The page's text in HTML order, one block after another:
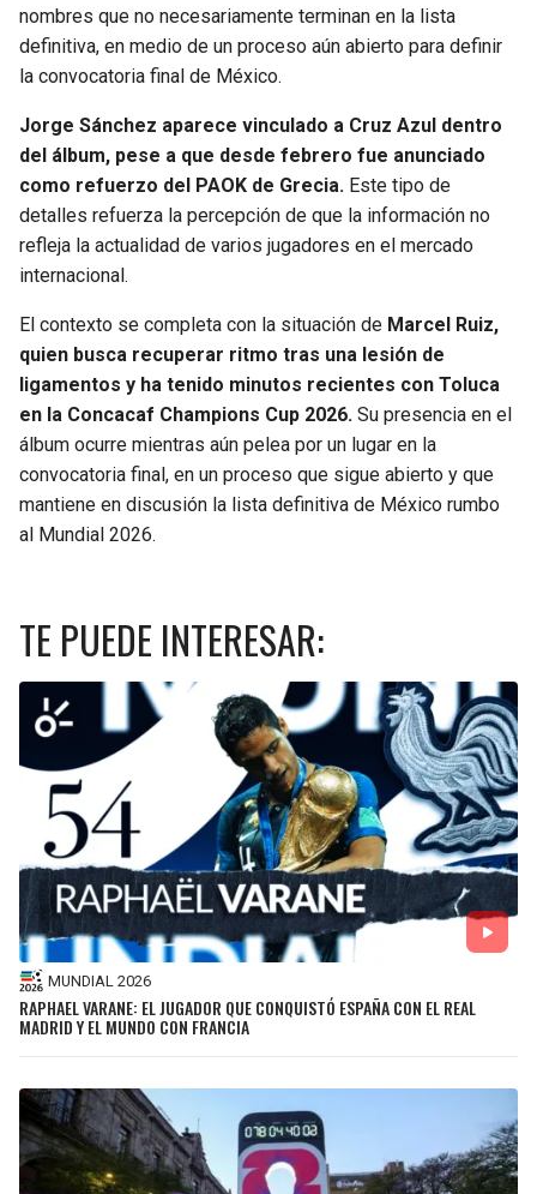
nombres que no necesariamente terminan en la lista
definitiva, en medio de un proceso aún abierto para definir
la convocatoria final de México.
Jorge Sánchez aparece vinculado a Cruz Azul dentro
del álbum, pese a que desde febrero fue anunciado
como refuerzo del PAOK de Grecia. Este tipo de
detalles refuerza la percepción de que la información no
refleja la actualidad de varios jugadores en el mercado
internacional.
El contexto se completa con la situación de Marcel Ruiz,
quien busca recuperar ritmo tras una lesión de
ligamentos y ha tenido minutos recientes con Toluca
en la Concacaf Champions Cup 2026. Su presencia en el
álbum ocurre mientras aún pelea por un lugar en la
convocatoria final, en un proceso que sigue abierto y que
mantiene en discusión la lista definitiva de México rumbo
al Mundial 2026.
TE PUEDE INTERESAR:
MUNDIAL 2026
RAPHAEL VARANE: EL JUGADOR QUE CONQUISTÓ ESPAÑA CON EL REAL
MADRID Y EL MUNDO CON FRANCIA